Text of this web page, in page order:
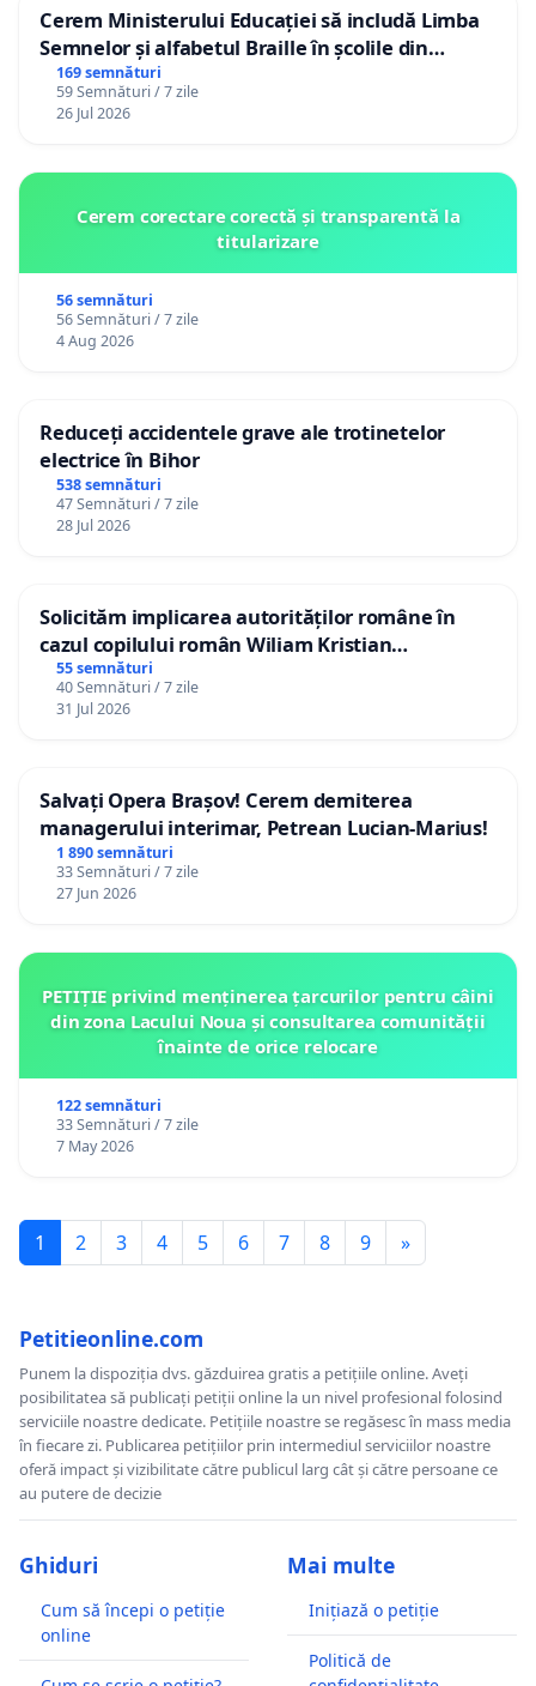
Cerem Ministerului Educației să includă Limba
Semnelor și alfabetul Braille în școlile din
Republica Moldova!
169 semnături
59 Semnături / 7 zile
26 Jul 2026
Cerem corectare corectă și transparentă la
titularizare
56 semnături
56 Semnături / 7 zile
4 Aug 2026
Reduceți accidentele grave ale trotinetelor
electrice în Bihor
538 semnături
47 Semnături / 7 zile
28 Jul 2026
Solicităm implicarea autorităților române în
cazul copilului român Wiliam Kristian
Gheorghe, aflat în plasament în Danemarca de
12 ani
55 semnături
40 Semnături / 7 zile
31 Jul 2026
Salvați Opera Brașov! Cerem demiterea
managerului interimar, Petrean Lucian-Marius!
1 890 semnături
33 Semnături / 7 zile
27 Jun 2026
PETIȚIE privind menținerea țarcurilor pentru câini
din zona Lacului Noua și consultarea comunității
înainte de orice relocare
122 semnături
33 Semnături / 7 zile
7 May 2026
1 2 3 4 5 6 7 8 9 »
Petitieonline.com
Punem la dispoziția dvs. găzduirea gratis a petițiile online. Aveți
posibilitatea să publicați petiții online la un nivel profesional folosind
serviciile noastre dedicate. Petițiile noastre se regăsesc în mass media
în fiecare zi. Publicarea petițiilor prin intermediul serviciilor noastre
oferă impact și vizibilitate către publicul larg cât și către persoane ce
au putere de decizie
Ghiduri
Cum să începi o petiție
online
Mai multe
Inițiază o petiție
Politică de